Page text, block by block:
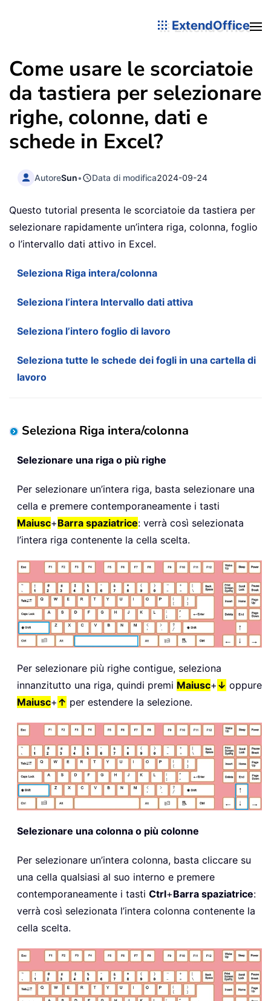
ExtendOffice
Come usare le scorciatoie
da tastiera per selezionare
righe, colonne, dati e
schede in Excel?
AutoreSun• Data di modifica2024-09-24
Questo tutorial presenta le scorciatoie da tastiera per
selezionare rapidamente un’intera riga, colonna, foglio
o l’intervallo dati attivo in Excel.
Seleziona Riga intera/colonna
Seleziona l’intera Intervallo dati attiva
Seleziona l’intero foglio di lavoro
Seleziona tutte le schede dei fogli in una cartella di
lavoro
Seleziona Riga intera/colonna
Selezionare una riga o più righe
Per selezionare un’intera riga, basta selezionare una
cella e premere contemporaneamente i tasti
Maiusc+Barra spaziatrice: verrà così selezionata
l’intera riga contenente la cella scelta.
Per selezionare più righe contigue, seleziona
innanzitutto una riga, quindi premi Maiusc+ ↓ oppure
Maiusc+ ↑ per estendere la selezione.
Selezionare una colonna o più colonne
Per selezionare un’intera colonna, basta cliccare su
una cella qualsiasi al suo interno e premere
contemporaneamente i tasti Ctrl+Barra spaziatrice:
verrà così selezionata l’intera colonna contenente la
cella scelta.